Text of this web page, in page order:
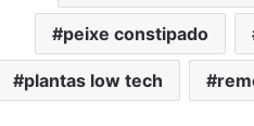
peixe constipado
plantas low tech